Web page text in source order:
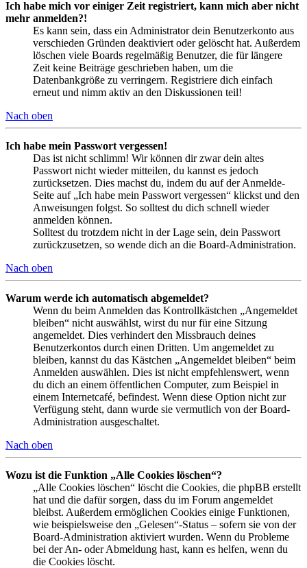
Ich habe mich vor einiger Zeit registriert, kann mich aber nicht
mehr anmelden?!
Es kann sein, dass ein Administrator dein Benutzerkonto aus
verschieden Gründen deaktiviert oder gelöscht hat. Außerdem
löschen viele Boards regelmäßig Benutzer, die für längere
Zeit keine Beiträge geschrieben haben, um die
Datenbankgröße zu verringern. Registriere dich einfach
erneut und nimm aktiv an den Diskussionen teil!
Nach oben
Ich habe mein Passwort vergessen!
Das ist nicht schlimm! Wir können dir zwar dein altes
Passwort nicht wieder mitteilen, du kannst es jedoch
zurücksetzen. Dies machst du, indem du auf der Anmelde-
Seite auf „Ich habe mein Passwort vergessen“ klickst und den
Anweisungen folgst. So solltest du dich schnell wieder
anmelden können.
Solltest du trotzdem nicht in der Lage sein, dein Passwort
zurückzusetzen, so wende dich an die Board-Administration.
Nach oben
Warum werde ich automatisch abgemeldet?
Wenn du beim Anmelden das Kontrollkästchen „Angemeldet
bleiben“ nicht auswählst, wirst du nur für eine Sitzung
angemeldet. Dies verhindert den Missbrauch deines
Benutzerkontos durch einen Dritten. Um angemeldet zu
bleiben, kannst du das Kästchen „Angemeldet bleiben“ beim
Anmelden auswählen. Dies ist nicht empfehlenswert, wenn
du dich an einem öffentlichen Computer, zum Beispiel in
einem Internetcafé, befindest. Wenn diese Option nicht zur
Verfügung steht, dann wurde sie vermutlich von der Board-
Administration ausgeschaltet.
Nach oben
Wozu ist die Funktion „Alle Cookies löschen“?
„Alle Cookies löschen“ löscht die Cookies, die phpBB erstellt
hat und die dafür sorgen, dass du im Forum angemeldet
bleibst. Außerdem ermöglichen Cookies einige Funktionen,
wie beispielsweise den „Gelesen“-Status – sofern sie von der
Board-Administration aktiviert wurden. Wenn du Probleme
bei der An- oder Abmeldung hast, kann es helfen, wenn du
die Cookies löscht.